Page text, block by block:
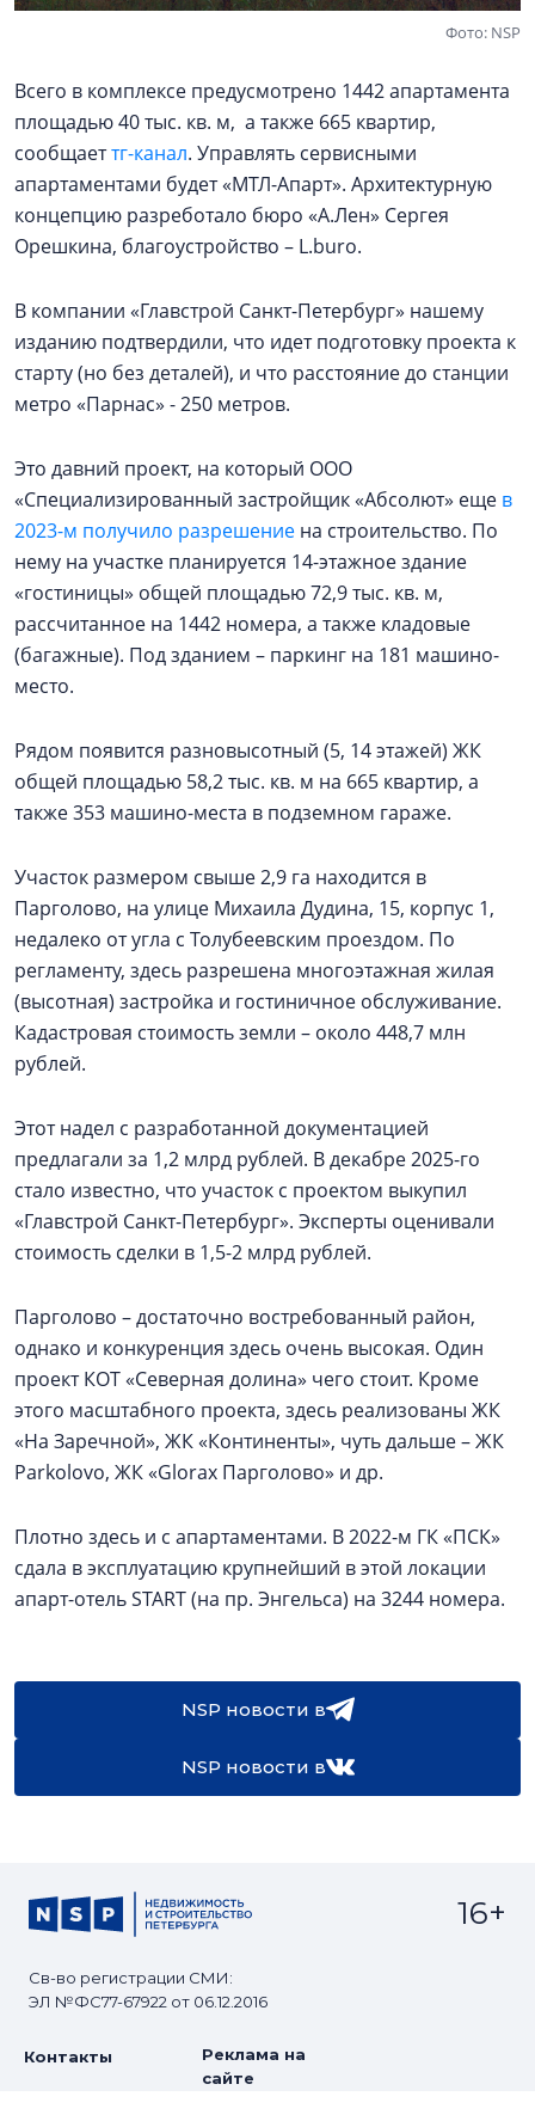
Фото: NSP
Всего в комплексе предусмотрено 1442 апартамента
площадью 40 тыс. кв. м, а также 665 квартир,
сообщаеттг-канал. Управлять сервисными
апартаментами будет «МТЛ-Апарт». Архитектурную
концепцию разреботало бюро «А.Лен» Сергея
Орешкина, благоустройство – L.buro.
В компании «Главстрой Санкт-Петербург» нашему
изданию подтвердили, что идет подготовку проекта к
старту (но без деталей), и что расстояние до станции
метро «Парнас» - 250 метров.
Это давний проект, на который ООО
«Специализированный застройщик «Абсолют» еще в
2023-м получило разрешение на строительство. По
нему на участке планируется 14-этажное здание
«гостиницы» общей площадью 72,9 тыс. кв. м,
рассчитанное на 1442 номера, а также кладовые
(багажные). Под зданием – паркинг на 181 машино-
место.
Рядом появится разновысотный (5, 14 этажей) ЖК
общей площадью 58,2 тыс. кв. м на 665 квартир, а
также 353 машино-места в подземном гараже.
Участок размером свыше 2,9 га находится в
Парголово, на улице Михаила Дудина, 15, корпус 1,
недалеко от угла с Толубеевским проездом. По
регламенту, здесь разрешена многоэтажная жилая
(высотная) застройка и гостиничное обслуживание.
Кадастровая стоимость земли – около 448,7 млн
рублей.
Этот надел с разработанной документацией
предлагали за 1,2 млрд рублей. В декабре 2025-го
стало известно, что участок с проектом выкупил
«Главстрой Санкт-Петербург». Эксперты оценивали
стоимость сделки в 1,5-2 млрд рублей.
Парголово – достаточно востребованный район,
однако и конкуренция здесь очень высокая. Один
проект КОТ «Северная долина» чего стоит. Кроме
этого масштабного проекта, здесь реализованы ЖК
«На Заречной», ЖК «Континенты», чуть дальше – ЖК
Parkolovо, ЖК «Glorax Парголово» и др.
Плотно здесь и с апартаментами. В 2022-м ГК «ПСК»
сдала в эксплуатацию крупнейший в этой локации
апарт-отель START (на пр. Энгельса) на 3244 номера.
NSP новости в
NSP новости в
Св-во регистрации СМИ:
ЭЛ №ФС77-67922 от 06.12.2016
16+
Контакты
Реклама на
сайте